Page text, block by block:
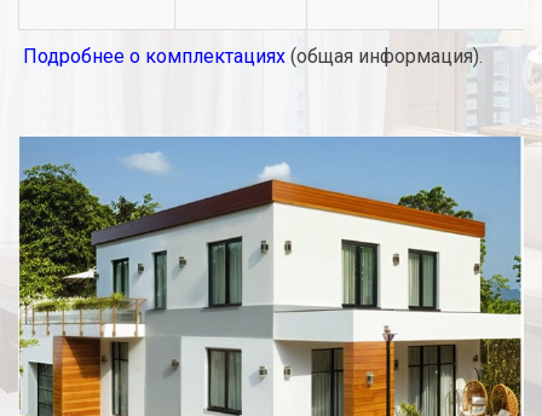
Подробнее о комплектациях (общая информация).